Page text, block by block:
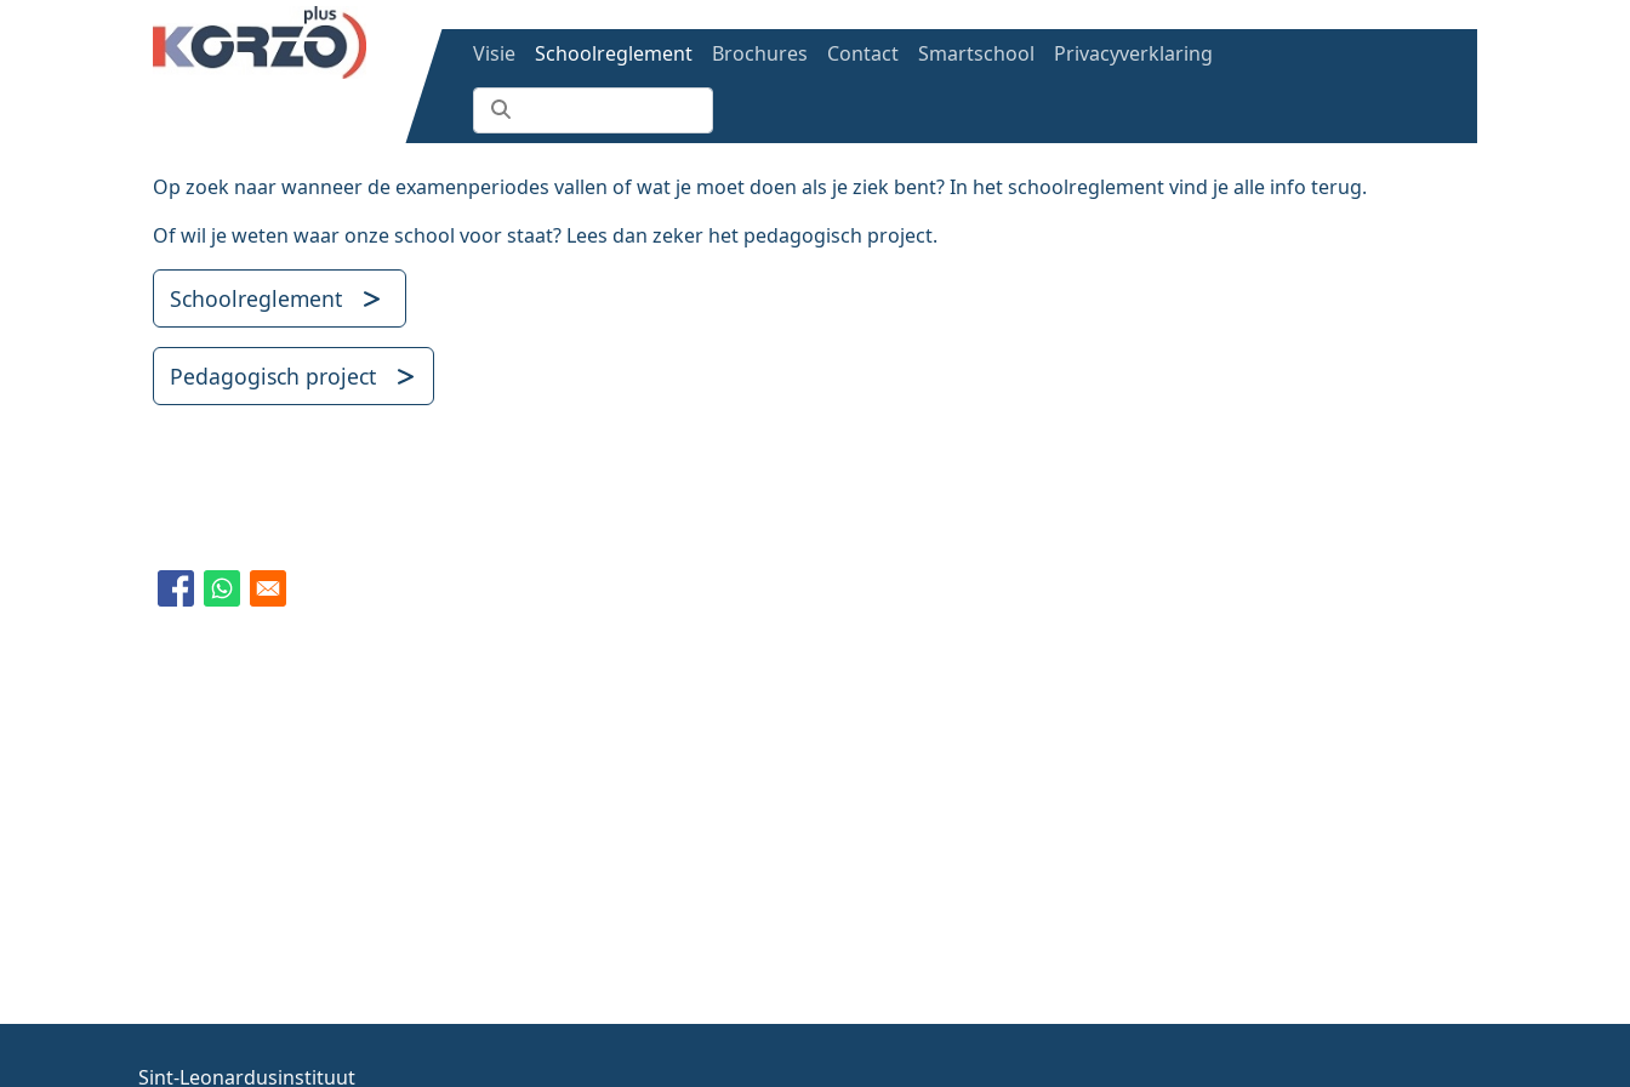
Main navigation
Visie Schoolreglement Brochures Contact Smartschool Privacyverklaring
Op zoek naar wanneer de examenperiodes vallen of wat je moet doen als je ziek bent? In het schoolreglement vind je alle info terug.
Of wil je weten waar onze school voor staat? Lees dan zeker het pedagogisch project.
Schoolreglement
Pedagogisch project
Sint-Leonardusinstituut